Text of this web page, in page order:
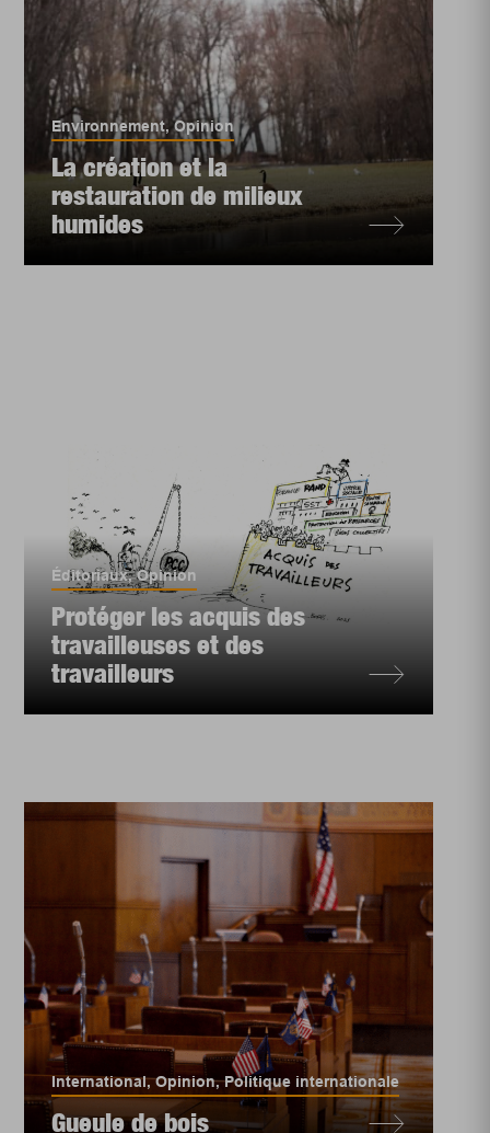
Environnement,Opinion
La création et la
restauration de milieux
humides
Éditoriaux,Opinion
Protéger les acquis des
travailleuses et des
travailleurs
International,Opinion,Politique internationale
Gueule de bois